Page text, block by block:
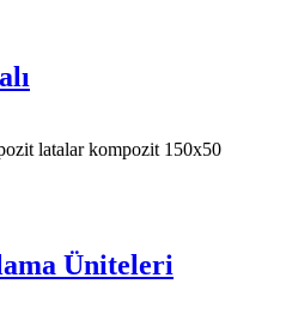
latalar kompozit 150x50
Üniteleri